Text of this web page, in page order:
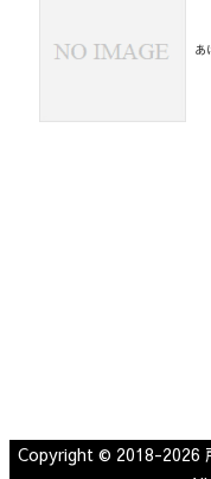
あ
Copyright © 2018-2026